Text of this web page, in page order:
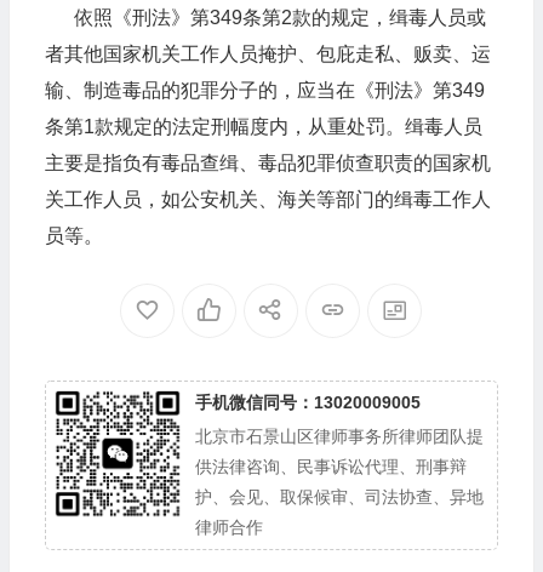
依照《刑法》第349条第2款的规定，缉毒人员或
者其他国家机关工作人员掩护、包庇走私、贩卖、运
输、制造毒品的犯罪分子的，应当在《刑法》第349
条第1款规定的法定刑幅度内，从重处罚。缉毒人员
主要是指负有毒品查缉、毒品犯罪侦查职责的国家机
关工作人员，如公安机关、海关等部门的缉毒工作人
员等。
手机微信同号：13020009005
北京市石景山区律师事务所律师团队提
供法律咨询、民事诉讼代理、刑事辩
护、会见、取保候审、司法协查、异地
律师合作